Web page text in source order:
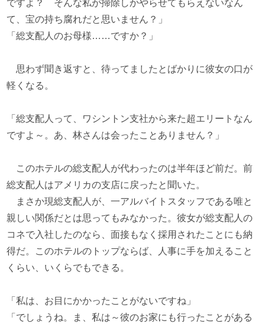
ですよ？ そんな私が掃除しかやらせてもらえないなん
て、宝の持ち腐れだと思いません？」
「総支配人のお母様……ですか？」
思わず聞き返すと、待ってましたとばかりに彼女の口が
軽くなる。
「総支配人って、ワシントン支社から来た超エリートなん
ですよ～。あ、林さんは会ったことありません？」
このホテルの総支配人が代わったのは半年ほど前だ。前
総支配人はアメリカの支店に戻ったと聞いた。
まさか現総支配人が、一アルバイトスタッフである唯と
親しい関係だとは思ってもみなかった。彼女が総支配人の
コネで入社したのなら、面接もなく採用されたことにも納
得だ。このホテルのトップならば、人事に手を加えること
くらい、いくらでもできる。
「私は、お目にかかったことがないですね」
「でしょうね。ま、私は～彼のお家にも行ったことがある